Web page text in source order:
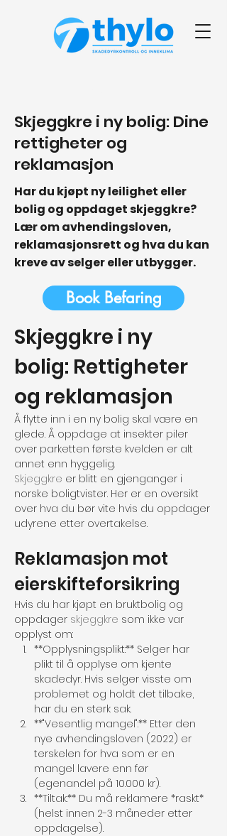
Skjeggkre i ny bolig: Dine
rettigheter og
reklamasjon
Har du kjøpt ny leilighet eller
bolig og oppdaget skjeggkre?
Lær om avhendingsloven,
reklamasjonsrett og hva du kan
kreve av selger eller utbygger.
Book Befaring
Skjeggkre i ny
bolig: Rettigheter
og reklamasjon
Å flytte inn i en ny bolig skal være en
glede. Å oppdage at insekter piler
over parketten første kvelden er alt
annet enn hyggelig.
Skjeggkre er blitt en gjenganger i
norske boligtvister. Her er en oversikt
over hva du bør vite hvis du oppdager
udyrene etter overtakelse.
Reklamasjon mot
eierskifteforsikring
Hvis du har kjøpt en bruktbolig og
oppdager skjeggkre som ikke var
opplyst om:
**Opplysningsplikt:** Selger har
plikt til å opplyse om kjente
skadedyr. Hvis selger visste om
problemet og holdt det tilbake,
har du en sterk sak.
**"Vesentlig mangel":** Etter den
nye avhendingsloven (2022) er
terskelen for hva som er en
mangel lavere enn før
(egenandel på 10.000 kr).
**Tiltak:** Du må reklamere *raskt*
(helst innen 2-3 måneder etter
oppdagelse).